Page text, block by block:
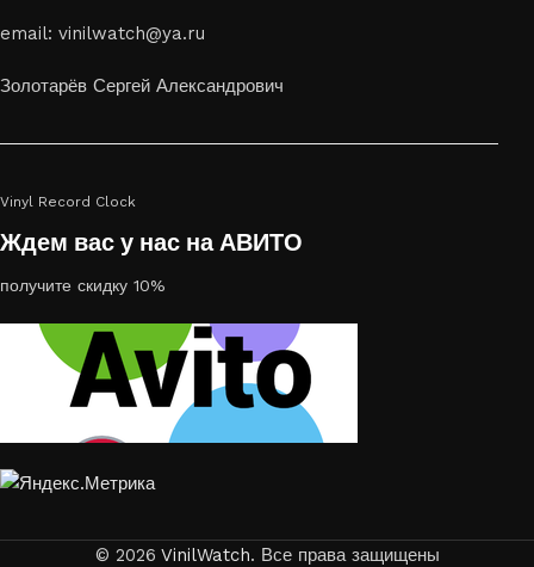
украсить пространство, лазерная гравировка фото по дереву
email: vinilwatch@ya.ru
Золотарёв Сергей Александрович
Vinyl Record Clock
Ждем вас у нас на АВИТО
получите скидку 10%
© 2026 VinilWatch. Все права защищены